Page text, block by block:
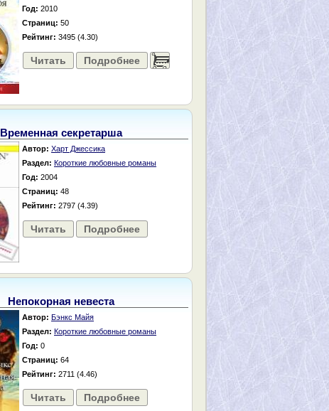
Год: 2010
Страниц: 50
Рейтинг: 3495 (4.30)
Читать Подробнее ......
Временная секретарша
Автор: Харт Джессика
Раздел: Короткие любовные романы
Год: 2004
Страниц: 48
Рейтинг: 2797 (4.39)
Читать Подробнее
Непокорная невеста
Автор: Бэнкс Майя
Раздел: Короткие любовные романы
Год: 0
Страниц: 64
Рейтинг: 2711 (4.46)
Читать Подробнее